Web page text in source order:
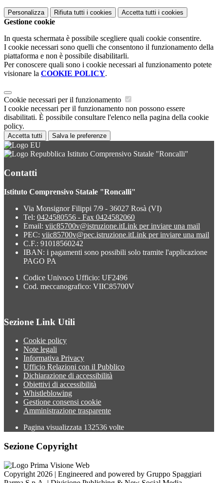
Personalizza Rifiuta tutti i cookies Accetta tutti i cookies
Gestione cookie
In questa schermata è possibile scegliere quali cookie consentire.
I cookie necessari sono quelli che consentono il funzionamento della
piattaforma e non è possibile disabilitarli.
Per conoscere quali sono i cookie necessari al funzionamento potete
visionare la COOKIE POLICY.
Cookie necessari per il funzionamento
I cookie necessari per il funzionamento non possono essere
disabilitati. È possibile consultare l'elenco nella pagina della cookie
policy.
Accetta tutti Salva le preferenze
Istituto Comprensivo Statale "Roncalli"
Contatti
Istituto Comprensivo Statale "Roncalli"
Via Monsignor Filippi 7/9 - 36027 Rosà (VI)
Tel: 0424580556 - Fax 0424582060
Email: viic85700v@istruzione.itLink per inviare una mail
PEC: viic85700v@pec.istruzione.itLink per inviare una mail
C.F.: 91018560242
IBAN: i pagamenti sono possibili solo tramite l'applicazione
PAGO PA
Codice Univoco Ufficio: UF2496
Cod. meccanografico: VIIC85700V
Sezione Link Utili
Cookie policy
Note legali
Informativa Privacy
Ufficio Relazioni con il Pubblico
Dichiarazione di accessibilità
Obiettivi di accessibilità
Whistleblowing
Gestione consensi cookie
Amministrazione trasparente
Pagina visualizzata 132536 volte
Sezione Copyright
Copyright 2026 | Engineered and powered by Gruppo Spaggiari